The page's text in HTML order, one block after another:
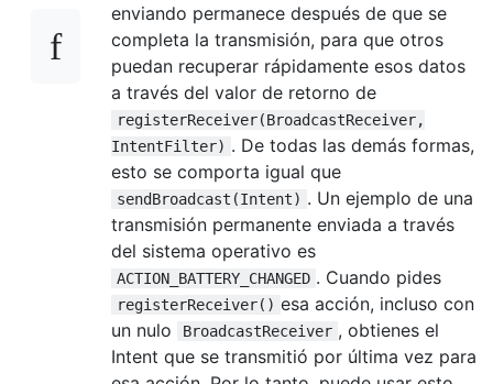
enviando permanece después de que se
completa la transmisión, para que otros
puedan recuperar rápidamente esos datos
a través del valor de retorno de
registerReceiver(BroadcastReceiver,
IntentFilter) . De todas las demás formas,
esto se comporta igual que
sendBroadcast(Intent) . Un ejemplo de una
transmisión permanente enviada a través
del sistema operativo es
ACTION_BATTERY_CHANGED . Cuando pides
registerReceiver() esa acción, incluso con
un nulo
BroadcastReceiver , obtienes el
Intent que se transmitió por última vez para